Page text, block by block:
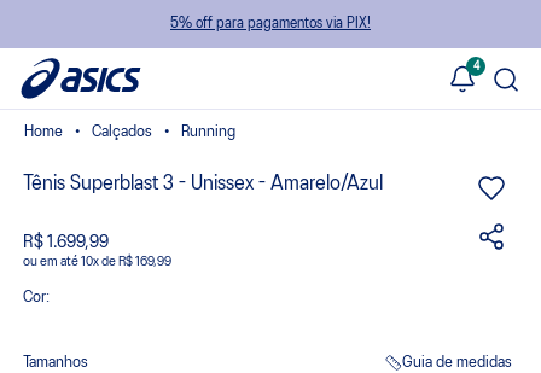
5% off para pagamentos via PIX!
4
Calçados Running
Tênis Superblast 3 - Unissex - Amarelo/Azul
R$ 1.699,99
ou 10xde R$ 169,99
Cor:
Tamanhos Guia de medidas